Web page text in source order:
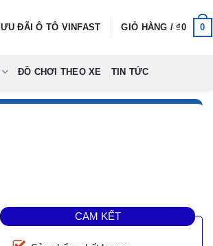
ƯU ĐÃI Ô TÔ VINFAST GIỎ HÀNG /₫0 0
ĐỒ CHƠI THEO XE TIN TỨC
CAM KẾT